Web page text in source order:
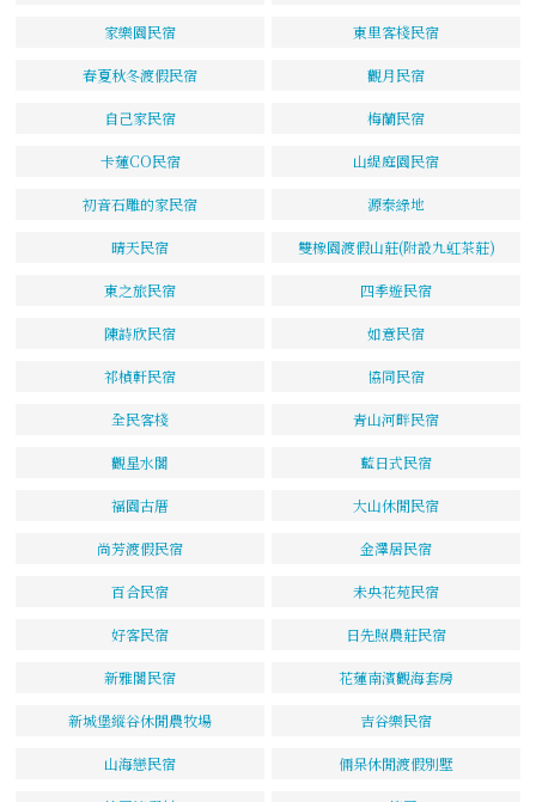
家樂園民宿 東里客棧民宿
春夏秋冬渡假民宿 觀月民宿
自己家民宿 梅蘭民宿
卡蓮CO民宿 山緹庭園民宿
初音石雕的家民宿 源泰綠地
晴天民宿 雙橡園渡假山莊(附設九虹茶莊)
東之旅民宿 四季遊民宿
陳詩欣民宿 如意民宿
祁楨軒民宿 協同民宿
全民客棧 青山河畔民宿
觀星水閣 藍日式民宿
福園古厝 大山休閒民宿
尚芳渡假民宿 金澤居民宿
百合民宿 未央花苑民宿
好客民宿 日先照農莊民宿
新雅閣民宿 花蓮南濱觀海套房
新城堡縱谷休閒農牧場 吉谷樂民宿
山海戀民宿 倆呆休閒渡假別墅